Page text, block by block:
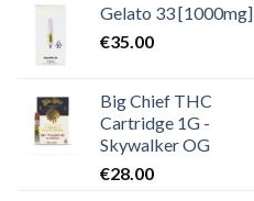
Gelato 33 [1000mg]
€35.00
Big Chief THC
Cartridge 1G -
Skywalker OG
€28.00